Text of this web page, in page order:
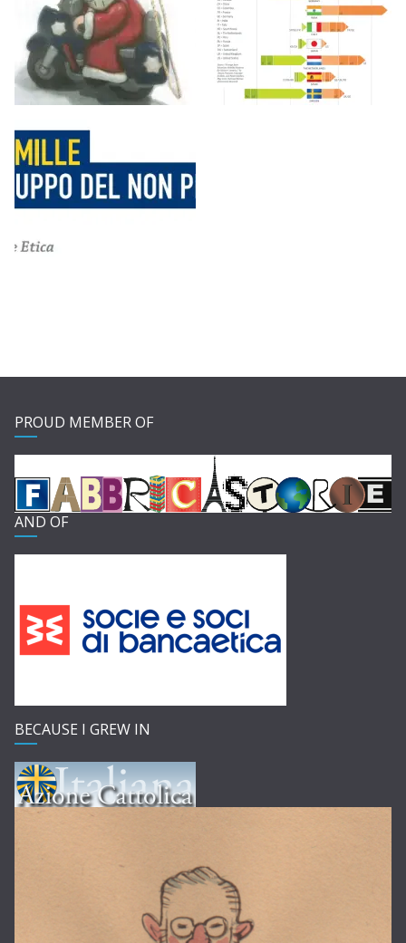
PROUD MEMBER OF
AND OF
BECAUSE I GREW IN